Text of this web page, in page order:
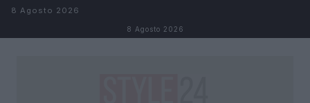
Salta al contenuto
8 Agosto 2026
8 Agosto 2026